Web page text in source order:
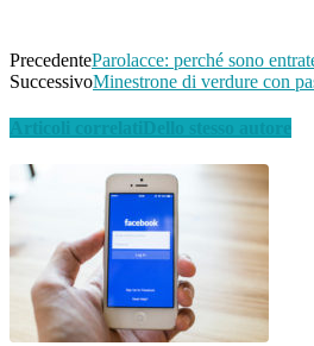
PrecedenteParolacce: perché sono
SuccessivoMinestrone di verdure con